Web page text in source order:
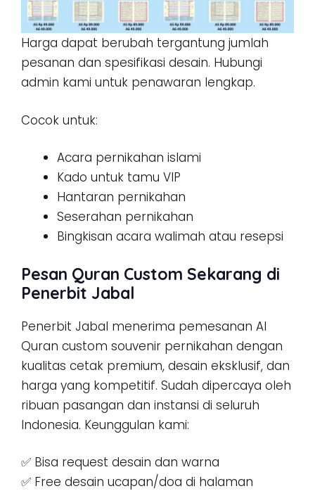
Harga dapat berubah tergantung jumlah
pesanan dan spesifikasi desain. Hubungi
admin kami untuk penawaran lengkap.
Cocok untuk:
Acara pernikahan islami
Kado untuk tamu VIP
Hantaran pernikahan
Seserahan pernikahan
Bingkisan acara walimah atau resepsi
Pesan Quran Custom Sekarang di
Penerbit Jabal
Penerbit Jabal menerima pemesanan Al
Quran custom souvenir pernikahan dengan
kualitas cetak premium, desain eksklusif, dan
harga yang kompetitif. Sudah dipercaya oleh
ribuan pasangan dan instansi di seluruh
Indonesia. Keunggulan kami:
✅ Bisa request desain dan warna
✅ Free desain ucapan/doa di halaman